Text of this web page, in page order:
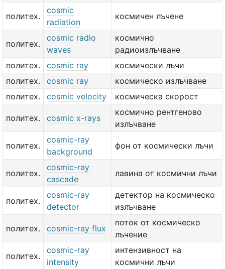
политех.
cosmic
radiation
космичен лъчене
политех.
cosmic radio
waves
космично
радиоизлъчване
политех.
cosmic ray
космически лъчи
политех.
cosmic ray
космическо излъчване
политех.
cosmic velocity космическа скорост
политех. cosmic x-rays
космично рентгеново
излъчване
политех.
cosmic-ray
background
фон от космически лъчи
политех.
cosmic-ray
cascade
лавина от космични лъчи
политех.
cosmic-ray
detector
детектор на космическо
излъчване
политех. cosmic-ray flux
поток от космическо
лъчение
политех.
cosmic-ray
intensity
интензивност на
космични лъчи